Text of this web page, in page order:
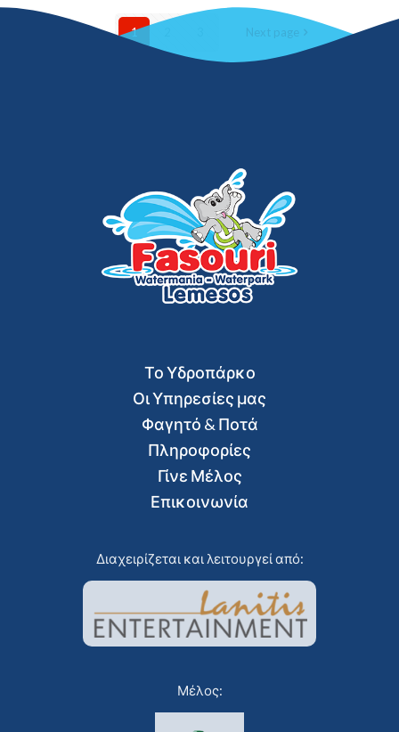
1 Next page
Το Υδροπάρκο
Οι Υπηρεσίες μας
Φαγητό & Ποτά
Πληροφορίες
Γίνε Μέλος
Επικοινωνία
Διαχειρίζεται και λειτουργεί από:
Μέλος: